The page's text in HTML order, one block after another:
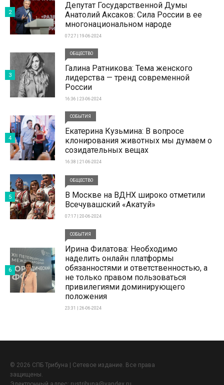
Депутат Государственной Думы
Анатолий Аксаков: Сила России в ее
многонациональном народе
07:27 | 19-06-2024
2
ОБЩЕСТВО
Галина Ратникова: Тема женского
лидерства — тренд современной
России
16:36 | 23-06-2024
3
СОБЫТИЯ
Екатерина Кузьмина: В вопросе
клонирования животных мы думаем о
созидательных вещах
16:38 | 21-06-2024
4
ОБЩЕСТВО
В Москве на ВДНХ широко отметили
Всечувашский «Акатуй»
07:17 | 20-06-2024
5
СОБЫТИЯ
Ирина Филатова: Необходимо
наделить онлайн платформы
обязанностями и ответственностью, а
не только правом пользоваться
привилегиями доминирующего
положения
23:31 | 26-06-2024
6
© 2026 СПБ Трибуна | Сетевое издание. Все права
защищены.